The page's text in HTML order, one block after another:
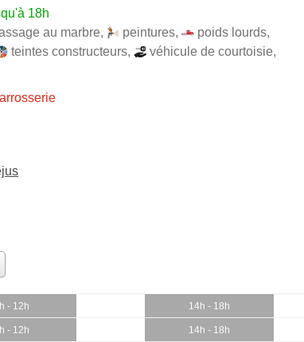
18h
au marbre, peintures, poids lourds,
teintes constructeurs, véhicule de courtoisie,
- 12h 14h - 18h
- 12h 14h - 18h